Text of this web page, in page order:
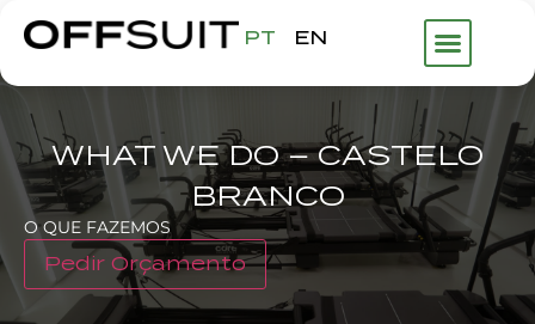
PT EN
WHAT WE DO – CASTELO
BRANCO
O QUE FAZEMOS
Pedir Orçamento